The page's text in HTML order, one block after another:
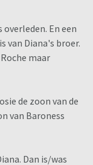
En een
van Diana's broer.
maar
de zoon van de
van Baroness
Dan is/was